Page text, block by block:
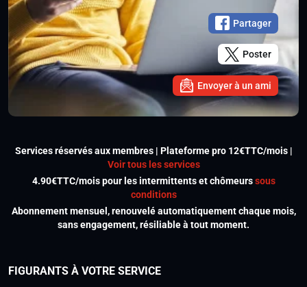
Partager
Poster
Envoyer à un ami
Services réservés aux membres | Plateforme pro 12€TTC/mois |
Voir tous les services
4.90€TTC/mois pour les intermittents et chômeurssous
conditions
Abonnement mensuel, renouvelé automatiquement chaque mois,
sans engagement, résiliable à tout moment.
FIGURANTS À VOTRE SERVICE